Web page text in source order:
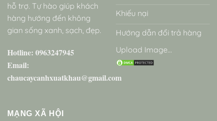
hỗ trợ. Tự hào giúp khách
hàng hướng đến không
gian sống xanh, sạch, đẹp.
Hotline: 0963247945
Email:
chaucaycanhxuatkhau@gmail.com
Khiếu nại
Hướng dẫn đổi trả hàng
Upload Image...
MẠNG XÃ HỘI